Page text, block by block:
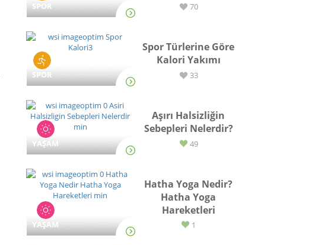
SPOR 70
SPOR
Spor Türlerine Göre
Kalori Yakımı
33
YAŞAM
Aşırı Halsizliğin
Sebepleri Nelerdir?
49
YAŞAM
Hatha Yoga Nedir?
Hatha Yoga
Hareketleri
1